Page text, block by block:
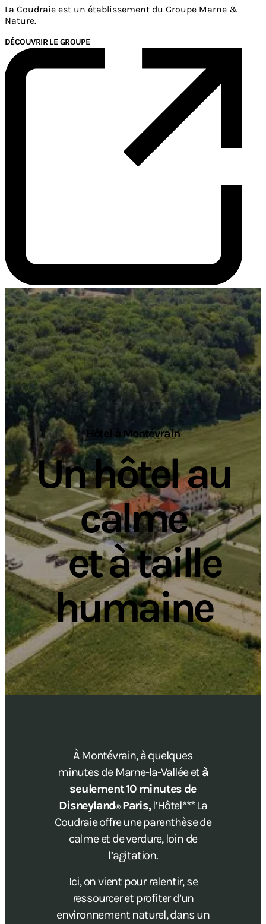
La Coudraie est un établissement du Groupe Marne &
Nature.
DÉCOUVRIR LE GROUPE
Hôtel à Montévrain
Un hôtel au
calme
et à taille
humaine
À Montévrain, à quelques
minutes de Marne-la-Vallée et à
seulement 10 minutes de
Disneyland®Paris,l’Hôtel*** La
Coudraie offre une parenthèse de
calme et de verdure, loin de
l’agitation.
Ici, on vient pour ralentir, se
ressourcer et profiter d’un
environnement naturel, dans un